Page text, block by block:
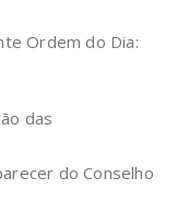
Ordem do Dia:
das
do Conselho